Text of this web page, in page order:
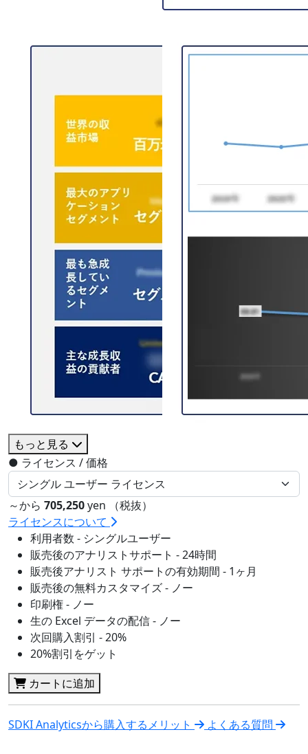
もっと見る
● ライセンス / 価格
～から 705,250yen （税抜）
ライセンスについて
利用者数 - シングルユーザー
販売後のアナリストサポート - 24時間
販売後アナリスト サポートの有効期間 - 1ヶ月
販売後の無料カスタマイズ - ノー
印刷権 - ノー
生の Excel データの配信 - ノー
次回購入割引 - 20%
20%割引をゲット
カートに追加
SDKI Analyticsから購入するメリット よくある質問